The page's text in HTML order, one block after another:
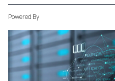
Powered By